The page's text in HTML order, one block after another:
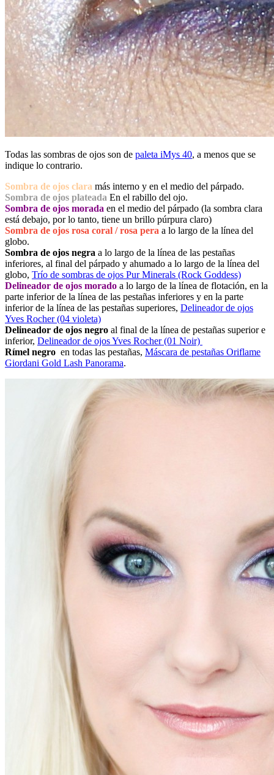
Todas las sombras de ojos son de paleta iMys 40, a menos que se
indique lo contrario.
Sombra de ojos clara más interno y en el medio del párpado.
Sombra de ojos plateada En el rabillo del ojo.
Sombra de ojos morada en el medio del párpado (la sombra clara
está debajo, por lo tanto, tiene un brillo púrpura claro)
Sombra de ojos rosa coral / rosa pera a lo largo de la línea del
globo.
Sombra de ojos negra a lo largo de la línea de las pestañas
inferiores, al final del párpado y ahumado a lo largo de la línea del
globo, Trío de sombras de ojos Pur Minerals (Rock Goddess)
Delineador de ojos morado a lo largo de la línea de flotación, en la
parte inferior de la línea de las pestañas inferiores y en la parte
inferior de la línea de las pestañas superiores, Delineador de ojos
Yves Rocher (04 violeta)
Delineador de ojos negro al final de la línea de pestañas superior e
inferior, Delineador de ojos Yves Rocher (01 Noir)
Rímel negro en todas las pestañas, Máscara de pestañas Oriflame
Giordani Gold Lash Panorama.